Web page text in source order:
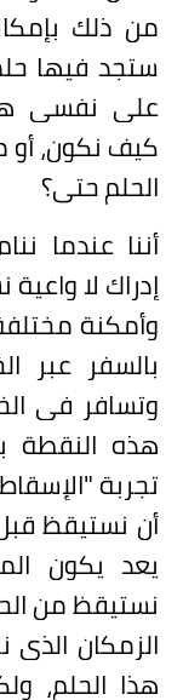
من ذلك
ستجد فيها
على نفسي
كيف نكون، أو
الحلم حتى؟
أننا عندما
إدراك لا
وأمكنة
بالسفر عبر
وتسافر في
هذه النقطة
تجربة
أن نستيقظ
يعد يكون
نستيقظ من
الزمكان
هذا الحلم،